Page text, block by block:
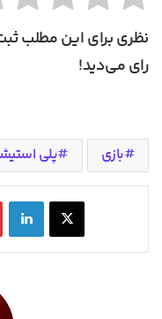
نظری برای این مطلب
رای می‌دید!
بازی پلی
X